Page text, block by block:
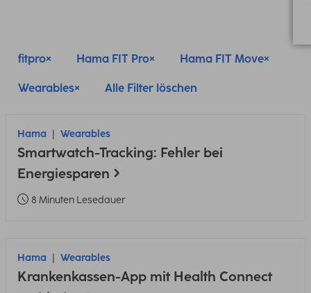
fitpro Hama FIT Pro Hama FIT Move
Wearables Alle Filter löschen
Hama Wearables
Smartwatch-Tracking: Fehler bei
Energiesparen
8 Minuten Lesedauer
Hama Wearables
Krankenkassen-App mit Health Connect